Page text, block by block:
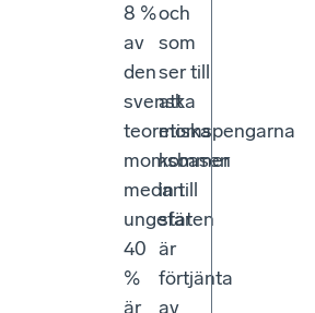
8 %
av
den
svenska
teoretiska
momsbasen
medan
ungefär
40
%
är
och
som
ser till
att
momspengarna
kommer
in till
staten
är
förtjänta
av